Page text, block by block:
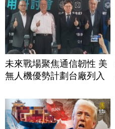
未來戰場聚焦通信韌性 美
無人機優勢計劃台廠列入